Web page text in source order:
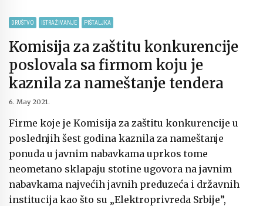
DRUŠTVO ISTRAŽIVANJE PIŠTALJKA
Komisija za zaštitu konkurencije
poslovala sa firmom koju je
kaznila za nameštanje tendera
6. May 2021.
Firme koje je Komisija za zaštitu konkurencije u
poslednjih šest godina kaznila za nameštanje
ponuda u javnim nabavkama uprkos tome
neometano sklapaju stotine ugovora na javnim
nabavkama najvećih javnih preduzeća i državnih
institucija kao što su „Elektroprivreda Srbije”,